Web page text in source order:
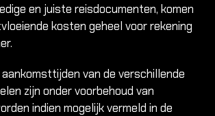
en juiste reisdocumenten, komen
kosten geheel voor rekening
van de verschillende
zijn onder voorbehoud van
indien mogelijk vermeld in de